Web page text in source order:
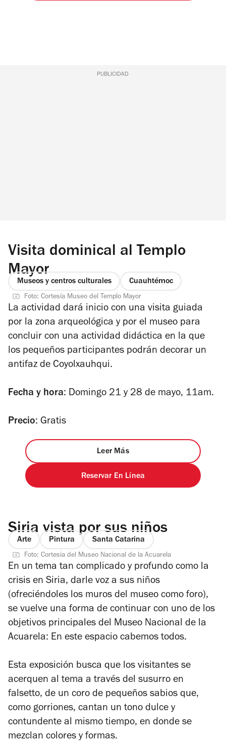
PUBLICIDAD
Visita dominical al Templo
Mayor
Museos y centros culturales Cuauhtémoc
Foto: Cortesía Museo del Templo Mayor
La actividad dará inicio con una visita guiada
por la zona arqueológica y por el museo para
concluir con una actividad didáctica en la que
los pequeños participantes podrán decorar un
antifaz de Coyolxauhqui.
Fecha y hora: Domingo 21 y 28 de mayo, 11am.
Precio: Gratis
Leer Más
Reservar En Línea
Siria vista por sus niños
Arte Pintura Santa Catarina
Foto: Cortesía del Museo Nacional de la Acuarela
En un tema tan complicado y profundo como la
crisis en Siria, darle voz a sus niños
(ofreciéndoles los muros del museo como foro),
se vuelve una forma de continuar con uno de los
objetivos principales del Museo Nacional de la
Acuarela: En este espacio cabemos todos.
Esta exposición busca que los visitantes se
acerquen al tema a través del susurro en
falsetto, de un coro de pequeños sabios que,
como gorriones, cantan un tono dulce y
contundente al mismo tiempo, en donde se
mezclan colores y formas.